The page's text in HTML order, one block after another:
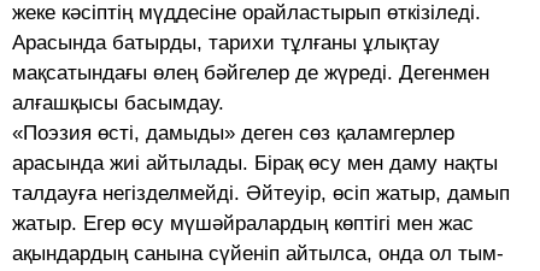
жеке кәсіптің мүддесіне орайластырып өткізіледі.
Арасында батырды, тарихи тұлғаны ұлықтау
мақсатындағы өлең бәйгелер де жүреді. Дегенмен
алғашқысы басымдау.
«Поэзия өсті, дамыды» деген сөз қаламгерлер
арасында жиі айтылады. Бірақ өсу мен даму нақты
талдауға негізделмейді. Әйтеуір, өсіп жатыр, дамып
жатыр. Егер өсу мүшәйралардың көптігі мен жас
ақындардың санына сүйеніп айтылса, онда ол тым-